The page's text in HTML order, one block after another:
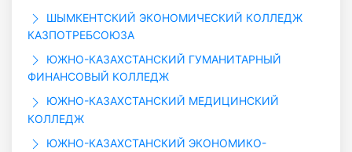
ШЫМКЕНТСКИЙ ЭКОНОМИЧЕСКИЙ КОЛЛЕДЖ
КАЗПОТРЕБСОЮЗА
ЮЖНО-КАЗАХСТАНСКИЙ ГУМАНИТАРНЫЙ
ФИНАНСОВЫЙ КОЛЛЕДЖ
ЮЖНО-КАЗАХСТАНСКИЙ МЕДИЦИНСКИЙ
КОЛЛЕДЖ
ЮЖНО-КАЗАХСТАНСКИЙ ЭКОНОМИКО-